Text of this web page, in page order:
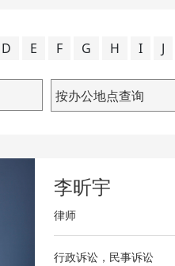
D E F G H I J
按办公地点查询
李昕宇
律师
行政诉讼，民事诉讼